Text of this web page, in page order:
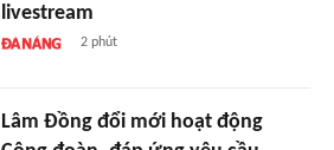
livestream
2 phút
Lâm Đồng đổi mới hoạt động